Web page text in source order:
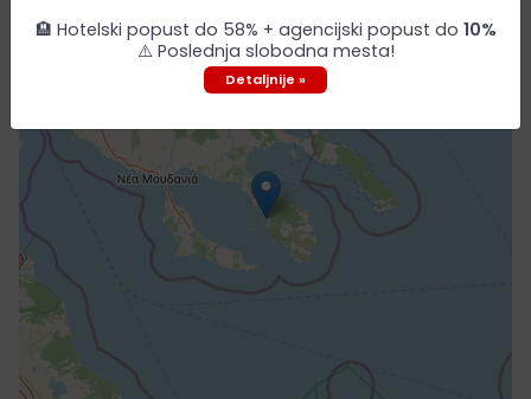
−
🏨 Hotelski popust do 58% + agencijski popust do 10%
⚠️ Poslednja slobodna mesta!
Detaljnije »